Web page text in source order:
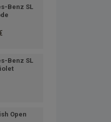
Benz SL
Benz SL
Open